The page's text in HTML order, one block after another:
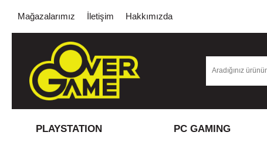
Mağazalarımız İletişim Hakkımızda
PLAYSTATION PC GAMING